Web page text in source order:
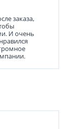
заказа,
И очень